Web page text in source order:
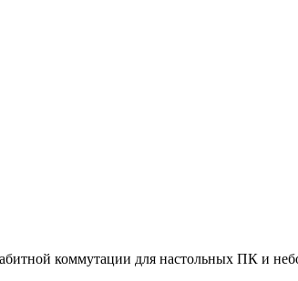
коммутации для настольных ПК и